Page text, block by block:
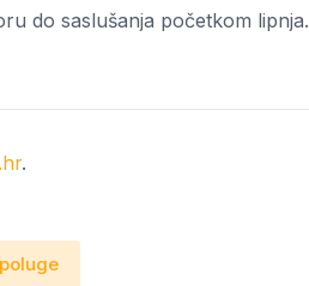
do saslušanja početkom lipnja.
.